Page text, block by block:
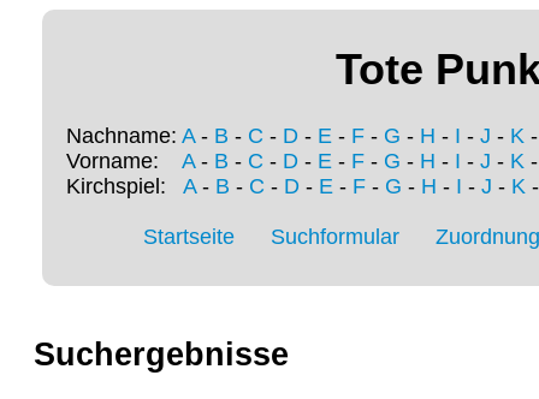
Tote
Nachname: A- B - C - D - E - F - G - H - I - J - K
Vorname: A- B - C - D - E - F - G - H - I - J - K
Kirchspiel: A- B - C - D- E- F- G - H - I - J - K
Startseite Suchformular
Suchergebnisse